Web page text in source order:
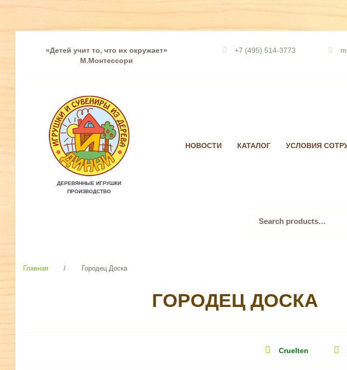
«Детей учит то, что их окружает»
М.Монтессори
+7 (495) 514-3773
ДЕРЕВЯННЫЕ ИГРУШКИ
ПРОИЗВОДСТВО
НОВОСТИ КАТАЛОГ УСЛОВИЯ
for:
Главная / Городец Доска
ГОРОДЕЦ ДОСКА
Cruelten